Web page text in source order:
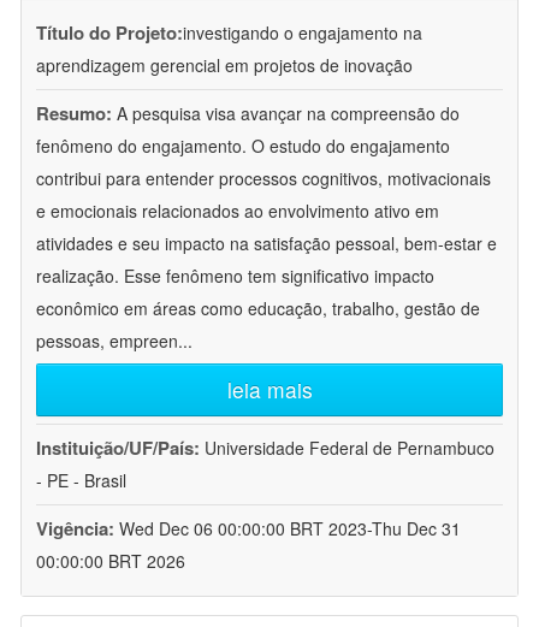
Título do Projeto:investigando o engajamento na
aprendizagem gerencial em projetos de inovação
Resumo: A pesquisa visa avançar na compreensão do
fenômeno do engajamento. O estudo do engajamento
contribui para entender processos cognitivos, motivacionais
e emocionais relacionados ao envolvimento ativo em
atividades e seu impacto na satisfação pessoal, bem-estar e
realização. Esse fenômeno tem significativo impacto
econômico em áreas como educação, trabalho, gestão de
pessoas, empreen...
leia mais
Instituição/UF/País: Universidade Federal de Pernambuco
- PE - Brasil
Vigência: Wed Dec 06 00:00:00 BRT 2023-Thu Dec 31
00:00:00 BRT 2026